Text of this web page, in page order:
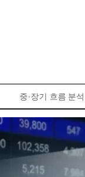
중·장기 흐름 분